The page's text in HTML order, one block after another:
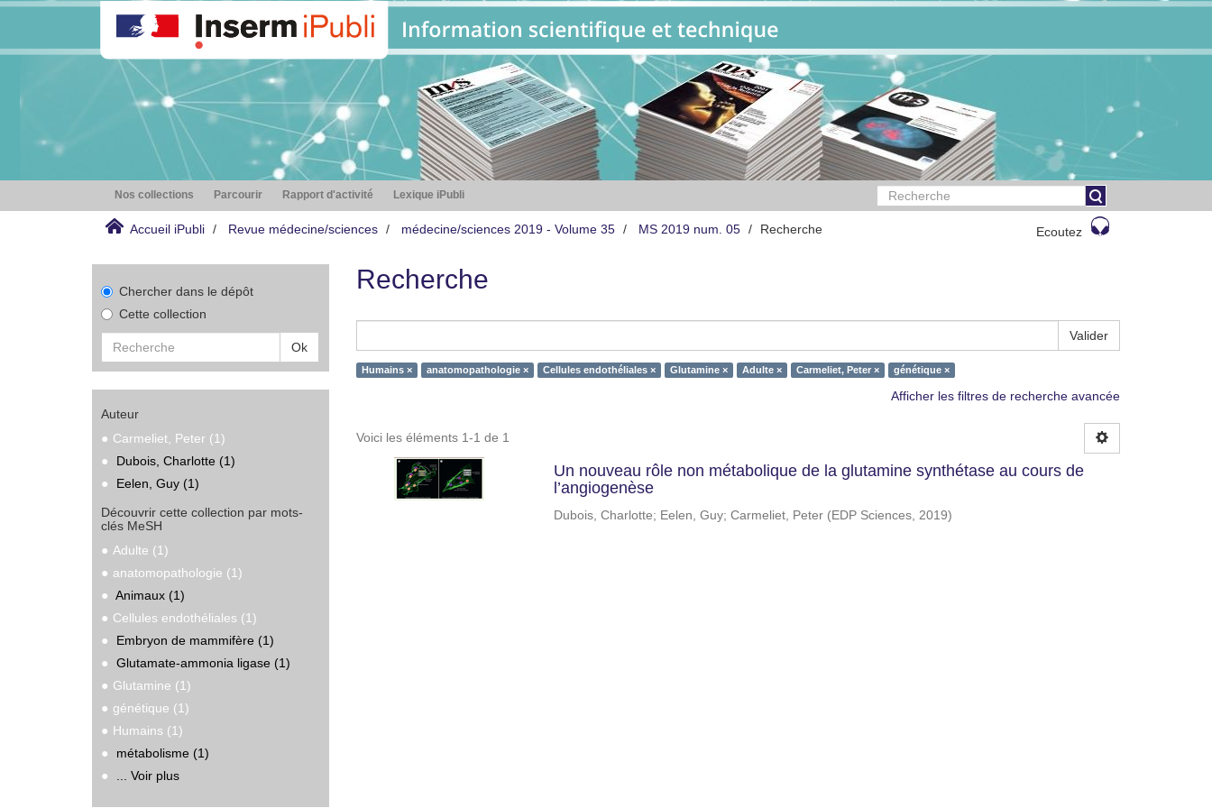
Nos collections Parcourir Rapport d'activité Lexique iPubli
Accueil iPubli Revue médecine/sciences médecine/sciences 2019 - Volume 35 MS 2019 num. 05 Recherche Ecoutez
Chercher dans le dépôt
Cette collection
Ok
Auteur
Carmeliet, Peter (1)
Dubois, Charlotte (1)
Eelen, Guy (1)
Découvrir cette collection par mots-
clés MeSH
Adulte (1)
anatomopathologie (1)
Animaux (1)
Cellules endothéliales (1)
Embryon de mammifère (1)
Glutamate-ammonia ligase (1)
Glutamine (1)
génétique (1)
Humains (1)
métabolisme (1)
... Voir plus
Recherche
Valider
Humains × anatomopathologie × Cellules endothéliales × Glutamine × Adulte × Carmeliet, Peter × génétique ×
Afficher les filtres de recherche avancée
Voici les éléments 1-1 de 1
Un nouveau rôle non métabolique de la glutamine synthétase au cours de
l’angiogenèse
Dubois, Charlotte; Eelen, Guy; Carmeliet, Peter (EDP Sciences, 2019)